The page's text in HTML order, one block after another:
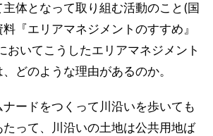
体となって取り組む活動のこと(国
『エリアマネジメントのすすめ』
おいてこうしたエリアマネジメント
どのような理由があるのか。
ナードをつくって川沿いを歩いても
たって、川沿いの土地は公共用地ば